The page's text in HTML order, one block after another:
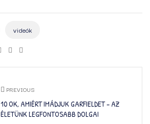
videók
PREVIOUS
10 OK, AMIÉRT IMÁDJUK GARFIELDET – AZ
ÉLETÜNK LEGFONTOSABB DOLGAI